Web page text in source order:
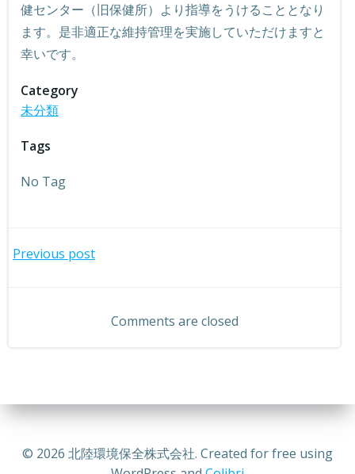
健センター（旧保健所）より指導をうけることとなり
ます。是非適正な維持管理を実施していただけますと
幸いです。
Category
未分類
Tags
No Tag
投
ゲ
ー
Previous post
Comments are closed
© 2026 北陸環境保全株式会社. Created for free using